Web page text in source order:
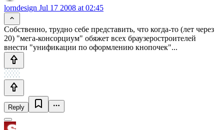
lorndesign Jul 17 2008 at 02:45
Собственно, трудно себе представить, что когда-то (лет через
20) "мега-консорциум" обяжет всех браузеростроителей
внести "унификации по оформлению кнопочек"...
Reply